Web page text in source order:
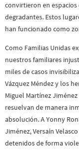
convirtieron en
degradantes. Estos
han funcionado como
Como Familias Unidas
nuestros familiares
miles de casos
Vázquez Méndez y los
Miguel Martínez
resuelvan de manera
absolución. A Yonny
Jiménez, Versaín
detenidos de forma